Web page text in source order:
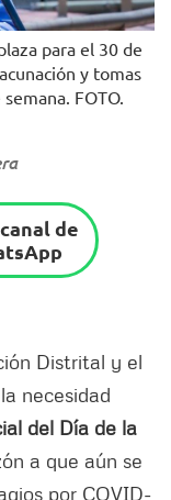
para el 30 de
y tomas
FOTO.
de
Distrital y el
necesidad
del Día de la
a que aún se
por COVID-